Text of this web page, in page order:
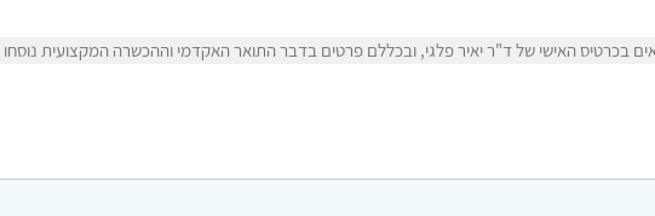
בכרטיס האישי של ד"ר יאיר פלגי, ובכללם פרטים בדבר התואר האקדמי וההכשרה המקצועית נוסחו